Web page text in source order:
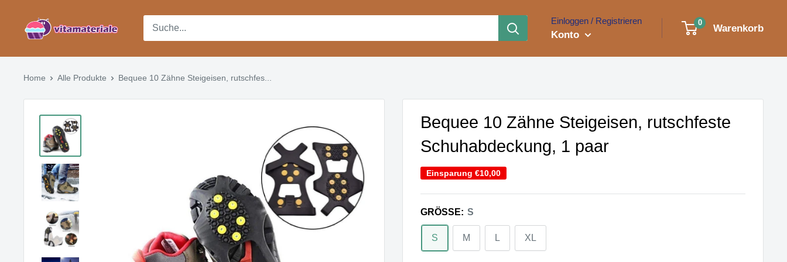
Vitamateriale Einloggen / Registrieren
Konto
0 Warenkorb
Home Alle Produkte Bequee 10 Zähne Steigeisen, rutschfes...
Bequee 10 Zähne Steigeisen, rutschfeste
Schuhabdeckung, 1 paar
Einsparung €10,00
GRÖSSE: S
S M L XL